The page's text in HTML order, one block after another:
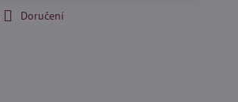
Doručení